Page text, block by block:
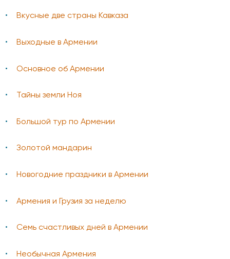
Вкусные две страны Кавказа
Выходные в Армении
Основное об Армении
Тайны земли Ноя
Большой тур по Армении
Золотой мандарин
Новогодние праздники в Армении
Армения и Грузия за неделю
Семь счастливых дней в Армении
Необычная Армения